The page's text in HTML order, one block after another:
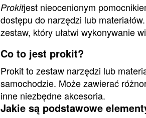
Prokitjest nieocenionym
dostępu do narzędzi lub
zestaw, który ułatwi wykonywanie
Co to jest prokit?
Prokit to zestaw narzędzi lub
samochodzie. Może zawierać
inne niezbędne akcesoria.
Jakie są podstawowe